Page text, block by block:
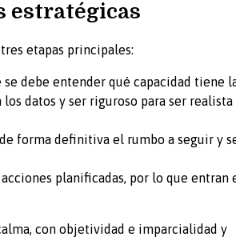
estratégicas
etapas principales:
se debe entender qué capacidad tiene
datos y ser riguroso para ser realista
forma definitiva el rumbo a seguir y
planificadas, por lo que entran
con objetividad e imparcialidad y